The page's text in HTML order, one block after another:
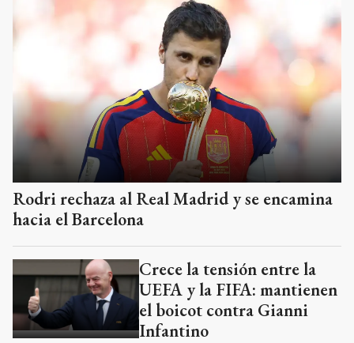
Rodri rechaza al Real Madrid y se encamina
hacia el Barcelona
Crece la tensión entre la
UEFA y la FIFA: mantienen
el boicot contra Gianni
Infantino